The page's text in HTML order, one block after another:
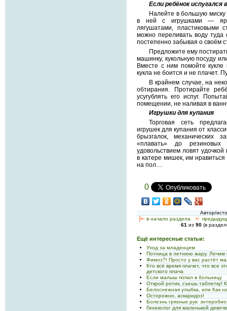
Если ребёнок
Налейте в большую
в ней с игрушками —
лягушатами, пластиковыми
можно переливать воду
постепенно забывая о своём
Предложите ему
машинку, кукольную посуду
Вместе с ним помойте кукле
кукла не боится и не плачет.
В крайнем случае, на
обтирания. Протирайте
усугублять его испуг.
помещении, не наливая в
Игрушки для купания
Торговая сеть
игрушек для купания от
брызгалок, механических
«плавать» до
удовольствием ловят
в катере мишек, им
на пол…
0
Автор/
[<— в начало раздела <-
61 из 90(в
Ещё интересные статьи:
Уход за младенцем
Потница в летнюю жару. Лечим
Фимоз?! Просто у вас растёт
Кто всё время плачет, что все
детского плача
Если малыш попал в больницу
Открой ротик, съешь таблетку!
Белоснежная улыбка, или Как
Осторожно, аскаридоз!
Болезнь грязных рук:
Гинеколог для маленькой